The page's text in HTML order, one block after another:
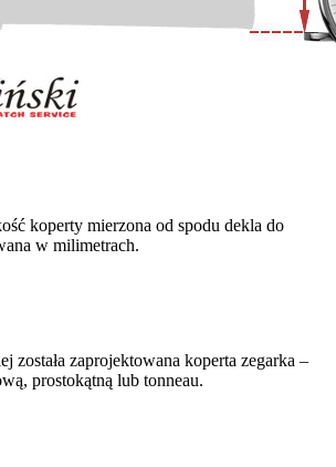
koperty mierzona od spodu dekla do
w milimetrach.
została zaprojektowana koperta zegarka –
prostokątną lub tonneau.